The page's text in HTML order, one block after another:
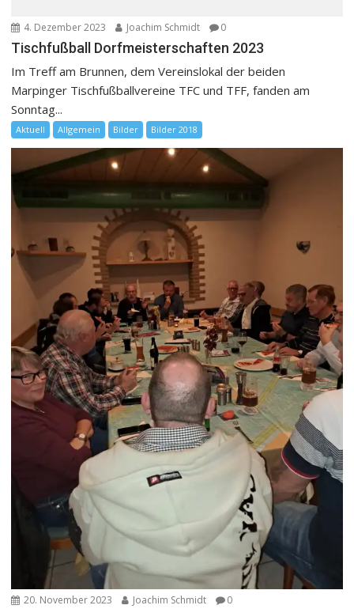
4. Dezember 2023 Joachim Schmidt 0
Tischfußball Dorfmeisterschaften 2023
Im Treff am Brunnen, dem Vereinslokal der beiden
Marpinger Tischfußballvereine TFC und TFF, fanden am
Sonntag...
Aktuell Allgemein Bilder Bilder 2018
20. November 2023 Joachim Schmidt 0